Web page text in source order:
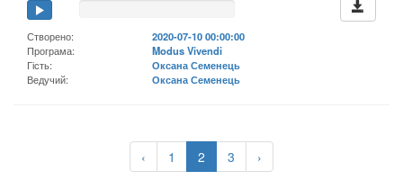
Створено:
2020-07-10 00:00:00
Програма:
Modus Vivendi
Гість:
Оксана Семенець
Ведучий:
Оксана Семенець
‹ 1 2 3 ›